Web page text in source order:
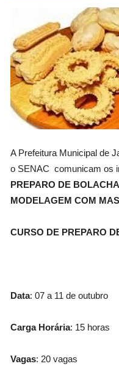
A Prefeitura Municipal de
o SENAC comunicam os
PREPARO DE
MODELAGEM COM
CURSO DE PREPARO
Data: 07 a 11 de outubro
Carga Horária: 15 horas
Vagas: 20 vagas